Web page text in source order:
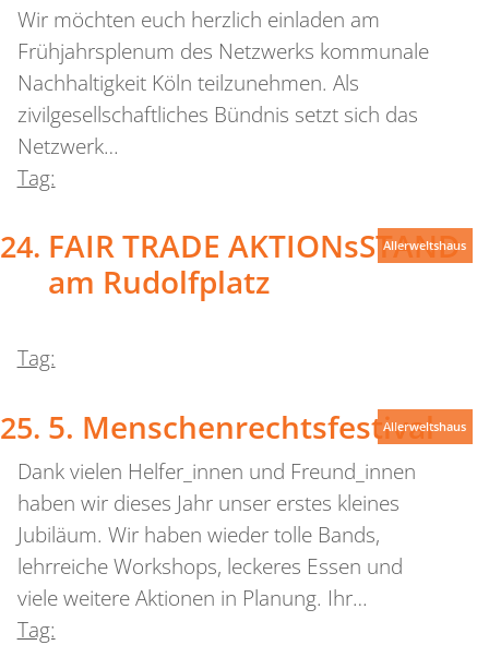
Wir möchten euch herzlich einladen am
Frühjahrsplenum des Netzwerks kommunale
Nachhaltigkeit Köln teilzunehmen. Als
zivilgesellschaftliches Bündnis setzt sich das
Netzwerk…
Tag:
FAIR TRADE AKTIONsSTAND
am Rudolfplatz
Tag:
Allerweltshaus
5. Menschenrechtsfestival
Dank vielen Helfer_innen und Freund_innen
haben wir dieses Jahr unser erstes kleines
Jubiläum. Wir haben wieder tolle Bands,
lehrreiche Workshops, leckeres Essen und
viele weitere Aktionen in Planung. Ihr…
Tag:
Allerweltshaus